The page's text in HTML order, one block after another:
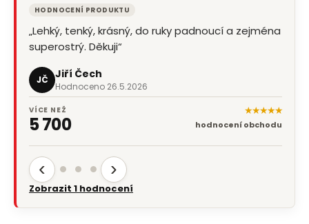
HODNOCENÍ PRODUKTU
„Lehký, tenký, krásný, do ruky padnoucí a zejména
superostrý. Děkuji“
JČ Jiří Čech
Hodnoceno 26.5.2026
HODNOCENÍ OBCHODU
„bezproblemový nákup, jeden den objednáte
druhý den ho máte doma, obchod doporučuji“
KR Karel Regner
Hodnoceno 7.8.2026
VÍCE NEŽ
5 700
★★★★★
hodnocení obchodu
‹ ›
Zobrazit hodnocení obchodu